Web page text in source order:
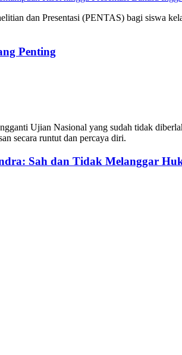
dan Presentasi (PENTAS) bagi siswa
Penting
Ujian Nasional yang sudah tidak
secara runtut dan percaya diri.
Sah dan Tidak Melanggar